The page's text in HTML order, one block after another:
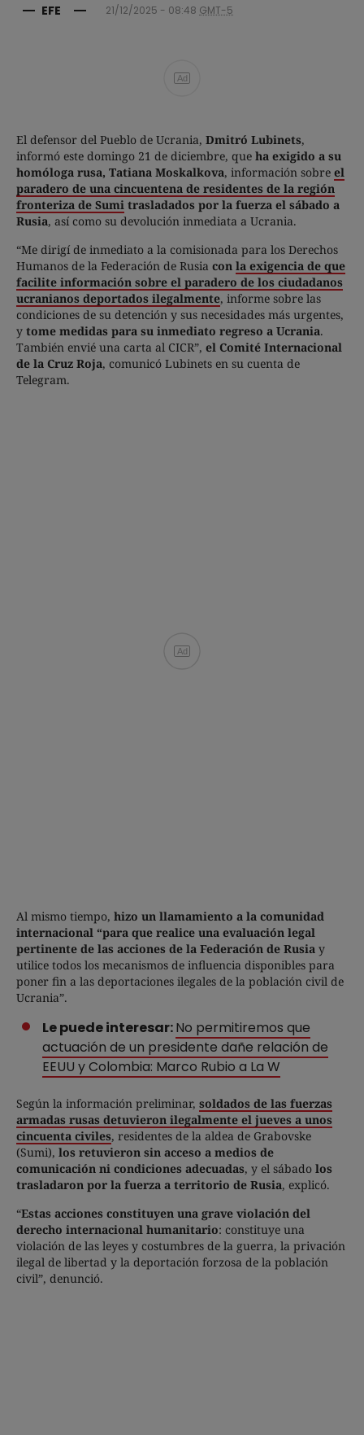
EFE 21/12/2025 - 08:48 GMT-5
Ad
El defensor del Pueblo de Ucrania, Dmitró Lubinets,
informó este domingo 21 de diciembre, que ha exigido a su
homóloga rusa, Tatiana Moskalkova, información sobre el
paradero de una cincuentena de residentes de la región
fronteriza de Sumi trasladados por la fuerza el sábado a
Rusia, así como su devolución inmediata a Ucrania.
“Me dirigí de inmediato a la comisionada para los Derechos
Humanos de la Federación de Rusia con la exigencia de que
facilite información sobre el paradero de los ciudadanos
ucranianos deportados ilegalmente, informe sobre las
condiciones de su detención y sus necesidades más urgentes,
y tome medidas para su inmediato regreso a Ucrania.
También envié una carta al CICR”, el Comité Internacional
de la Cruz Roja, comunicó Lubinets en su cuenta de
Telegram.
Ad
Al mismo tiempo, hizo un llamamiento a la comunidad
internacional “para que realice una evaluación legal
pertinente de las acciones de la Federación de Rusia y
utilice todos los mecanismos de influencia disponibles para
poner fin a las deportaciones ilegales de la población civil de
Ucrania”.
Le puede interesar:No permitiremos que
actuación de un presidente dañe relación de
EEUU y Colombia: Marco Rubio a La W
Según la información preliminar, soldados de las fuerzas
armadas rusas detuvieron ilegalmente el jueves a unos
cincuenta civiles, residentes de la aldea de Grabovske
(Sumi), los retuvieron sin acceso a medios de
comunicación ni condiciones adecuadas, y el sábado los
trasladaron por la fuerza a territorio de Rusia, explicó.
“Estas acciones constituyen una grave violación del
derecho internacional humanitario: constituye una
violación de las leyes y costumbres de la guerra, la privación
ilegal de libertad y la deportación forzosa de la población
civil”, denunció.